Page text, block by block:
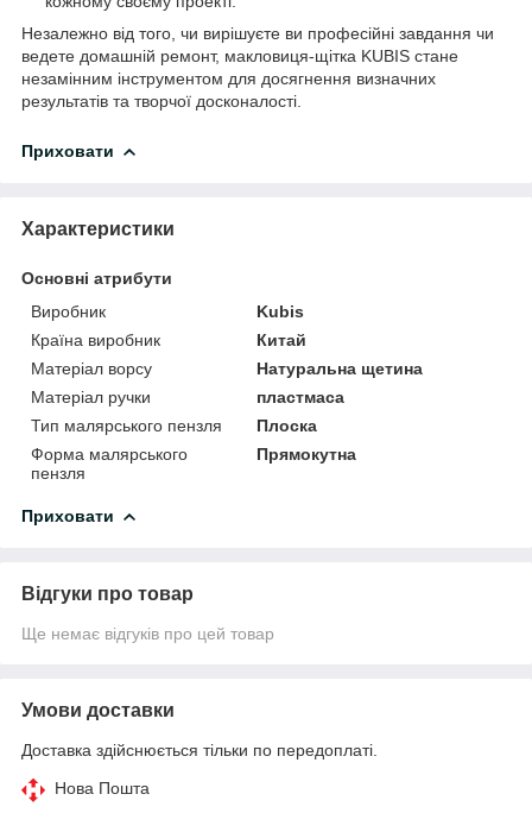
Незалежно від того, чи вирішуєте ви професійні завдання чи
ведете домашній ремонт, макловиця-щітка KUBIS стане
незамінним інструментом для досягнення визначних
результатів та творчої досконалості.
Приховати
Характеристики
Основні атрибути
Виробник
Kubis
Країна виробник
Китай
Матеріал ворсу
Натуральна щетина
Матеріал ручки
пластмаса
Тип малярського пензля
Плоска
Форма малярського
пензля
Прямокутна
Приховати
Відгуки про товар
Ще немає відгуків про цей товар
Умови доставки
Доставка здійснюється тільки по передоплаті.
Нова Пошта